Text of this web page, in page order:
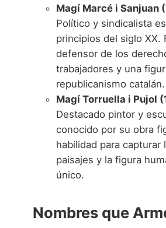
Magí Marcé i Sanjuan
Político y sindicalista
principios del siglo XX.
defensor de los
trabajadores y una
republicanismo catalán.
Magí Torruella i Pujol
Destacado pintor y
conocido por su obra
habilidad para capturar
paisajes y la figura
único.
Nombres que